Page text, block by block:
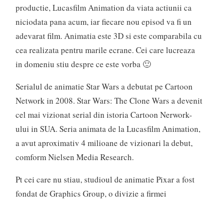
productie, Lucasfilm Animation da viata actiunii ca
niciodata pana acum, iar fiecare nou episod va fi un
adevarat film. Animatia este 3D si este comparabila cu
cea realizata pentru marile ecrane. Cei care lucreaza
in domeniu stiu despre ce este vorba 🙂
Serialul de animatie Star Wars a debutat pe Cartoon
Network in 2008. Star Wars: The Clone Wars a devenit
cel mai vizionat serial din istoria Cartoon Nerwork-
ului in SUA. Seria animata de la Lucasfilm Animation,
a avut aproximativ 4 milioane de vizionari la debut,
comform Nielsen Media Research.
Pt cei care nu stiau, studioul de animatie Pixar a fost
fondat de Graphics Group, o divizie a firmei